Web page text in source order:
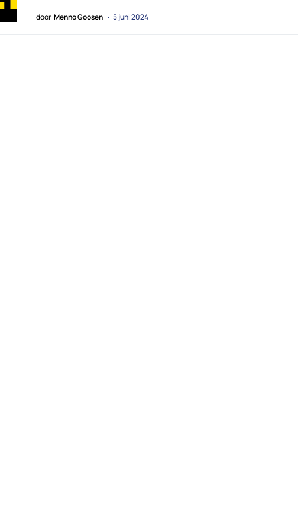
door Menno Goosen 5 juni 2024